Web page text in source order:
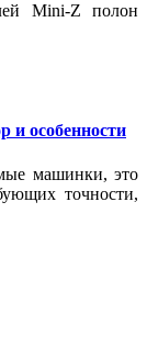
Mini-Z полон
и особенности
машинки, это
точности,